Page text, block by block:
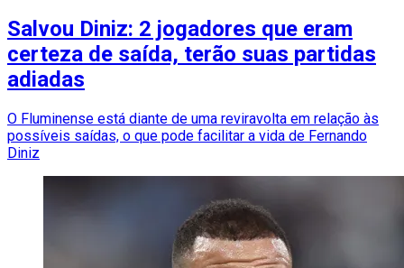
Salvou Diniz: 2 jogadores que eram
certeza de saída, terão suas partidas
adiadas
O Fluminense está diante de uma reviravolta em relação às
possíveis saídas, o que pode facilitar a vida de Fernando
Diniz